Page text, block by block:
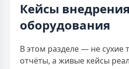
Кейсы
оборудования
В этом разделе — не сухие
отчёты, а живые кейсы